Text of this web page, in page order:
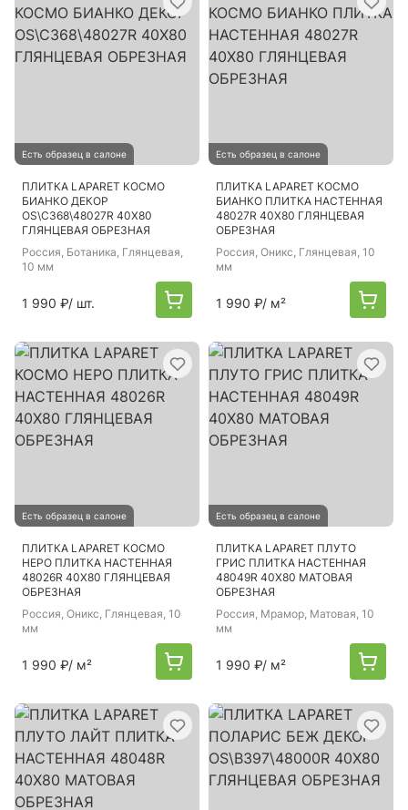
Есть образец в салоне
ПЛИТКА LAPARET КОСМО
БИАНКО ДЕКОР
OS\C368\48027R 40Х80
ГЛЯНЦЕВАЯ ОБРЕЗНАЯ
Россия, Ботаника, Глянцевая,
10 мм
1 990 ₽/ шт.
Есть образец в салоне
ПЛИТКА LAPARET КОСМО
БИАНКО ПЛИТКА НАСТЕННАЯ
48027R 40Х80 ГЛЯНЦЕВАЯ
ОБРЕЗНАЯ
Россия, Оникс, Глянцевая, 10
мм
1 990 ₽/ м²
Есть образец в салоне
ПЛИТКА LAPARET КОСМО
НЕРО ПЛИТКА НАСТЕННАЯ
48026R 40Х80 ГЛЯНЦЕВАЯ
ОБРЕЗНАЯ
Россия, Оникс, Глянцевая, 10
мм
1 990 ₽/ м²
Есть образец в салоне
ПЛИТКА LAPARET ПЛУТО
ГРИС ПЛИТКА НАСТЕННАЯ
48049R 40Х80 МАТОВАЯ
ОБРЕЗНАЯ
Россия, Мрамор, Матовая, 10
мм
1 990 ₽/ м²